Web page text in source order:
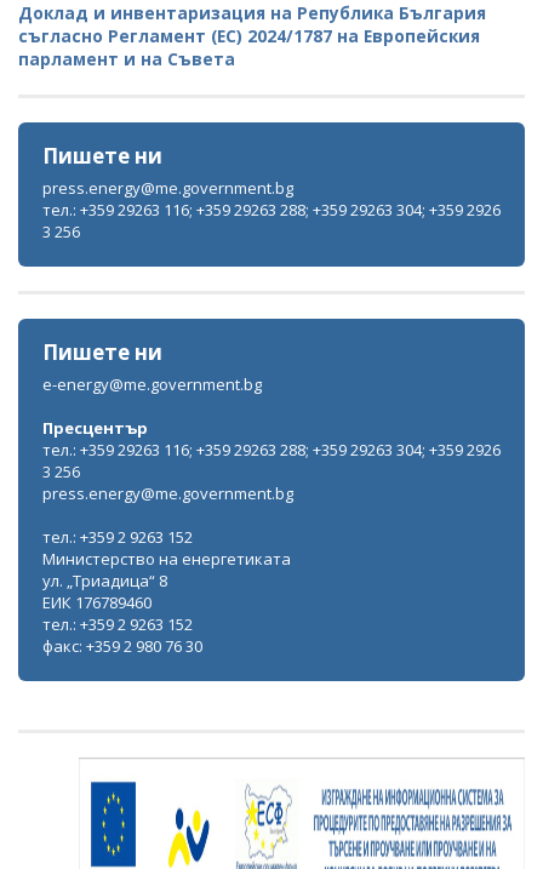
Доклад и инвентаризация на Република България
съгласно Регламент (ЕС) 2024/1787 на Европейския
парламент и на Съвета
Пишете ни
press.energy@me.government.bg
тел.: +359 29263 116; +359 29263 288; +359 29263 304; +359 2926
3 256
Пишете ни
e-energy@me.government.bg
Пресцентър
тел.: +359 29263 116; +359 29263 288; +359 29263 304; +359 2926
3 256
press.energy@me.government.bg
тел.: +359 2 9263 152
Министерство на енергетиката
ул. „Триадица“ 8
ЕИК 176789460
тел.: +359 2 9263 152
факс: +359 2 980 76 30